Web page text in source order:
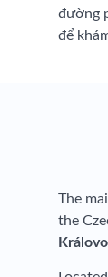
đường
để
The
the